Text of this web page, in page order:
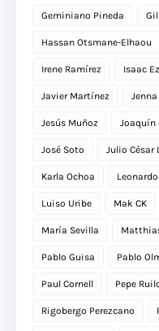
Geminiano Pineda
Hassan Otsmane-Elhaou
Irene Ramírez Isaac
Javier Martínez Jenna
Jesús Muñoz Joaquín
José Soto Julio César
Karla Ochoa
Luiso Uribe Mak CK
María Sevilla
Pablo Guisa Pablo
Paul Cornell Pepe
Rigobergo Perezcano